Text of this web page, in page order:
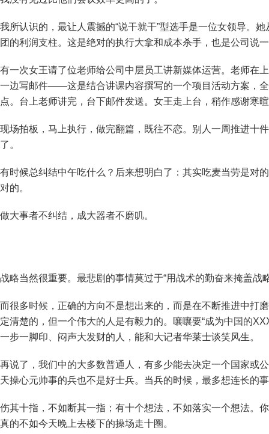
我所认识的，最让人震撼的“说干就干”型选手是一位女领导。
团的利润支柱。这是绝对的执行大拿和成本杀手，也是公司说
有一次女王请了位老师给公司中层员工讲新媒体运营。老师在
一边写邮件——这是结合讲课内容撰写的一个项目活动方案，
点。台上老师讲完，台下邮件发送。女王走上台，稍作感谢寒
现场拍板，马上执行，做完翻篇，既往不恋。别人一周推进
了。
有时候总纠结中午吃什么？后来想明白了：其实吃麦当劳是对
对的。
做大事者不纠结，成大器者不磨叽。
战略当然很重要。最悲剧的事情莫过于“用战术的勤奋来掩盖战
而很多时候，正确的方向不是想出来的，而是在不断推进中打
定清楚的，但一个伟大的人是有毅力的。嚷嚷要“成为中国的
一步一脚印、闷声大发财的人，能和大记者华莱士谈笑风生。
再说了，我们中的大多数普通人，有多少能去决定一个国家或
天操心元帅事的兵也不是好士兵。当兵的时候，最多想连长的
伤其十指，不如断其一指；有十个想法，不如落实一个想法。
真的不如今天晚上去楼下的操场走十圈。